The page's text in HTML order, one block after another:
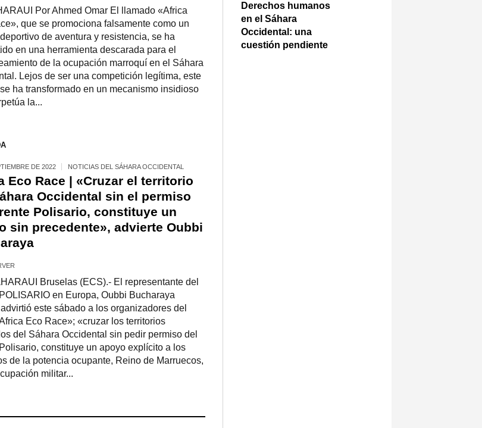
Por Ahmed Omar El llamado «Africa
que se promociona falsamente como un
de aventura y resistencia, se ha
en una herramienta descarada para el
de la ocupación marroquí en el Sáhara
Lejos de ser una competición legítima, este
ha transformado en un mecanismo insidioso
la...
DE 2022 NOTICIAS DEL SÁHARA OCCIDENTAL
Eco Race | «Cruzar el territorio
Occidental sin el permiso
Polisario, constituye un
sin precedente», advierte Oubbi
Bruselas (ECS).- El representante del
en Europa, Oubbi Bucharaya
este sábado a los organizadores del
Eco Race»; «cruzar los territorios
del Sáhara Occidental sin pedir permiso del
constituye un apoyo explícito a los
de la potencia ocupante, Reino de Marruecos,
militar...
Derechos humanos
en el Sáhara
Occidental: una
cuestión pendiente